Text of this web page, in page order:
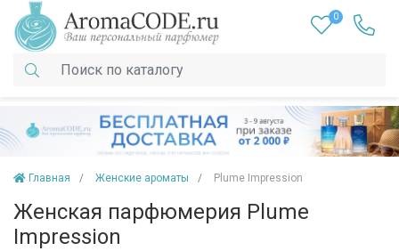
0
Главная Женские ароматы Plume Impression
Женская парфюмерия Plume
Impression